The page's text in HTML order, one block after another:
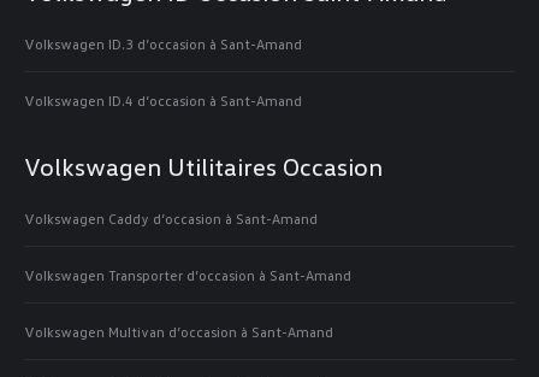
Volkswagen ID.3 d’occasion à Sant-Amand
Volkswagen ID.4 d’occasion à Sant-Amand
Volkswagen Utilitaires Occasion
Volkswagen Caddy d’occasion à Sant-Amand
Volkswagen Transporter d’occasion à Sant-Amand
Volkswagen Multivan d’occasion à Sant-Amand